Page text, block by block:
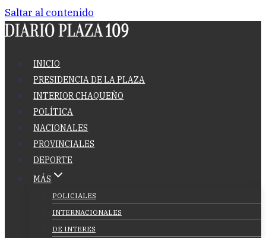
Saltar al contenido
INICIO
PRESIDENCIA DE LA PLAZA
INTERIOR CHAQUEÑO
POLÍTICA
NACIONALES
PROVINCIALES
DEPORTE
MÁS
POLICIALES
INTERNACIONALES
DE INTERES